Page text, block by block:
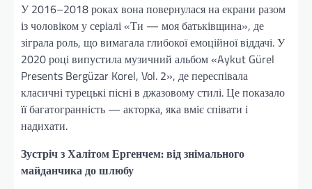
У 2016–2018 роках вона повернулася на екрани разом
із чоловіком у серіалі «Ти — моя батьківщина», де
зіграла роль, що вимагала глибокої емоційної віддачі. У
2020 році випустила музичний альбом «Aykut Gürel
Presents Bergüzar Korel, Vol. 2», де переспівала
класичні турецькі пісні в джазовому стилі. Це показало
її багатогранність — акторка, яка вміє співати і
надихати.
Зустріч з Халітом Ергенчем: від знімального
майданчика до шлюбу